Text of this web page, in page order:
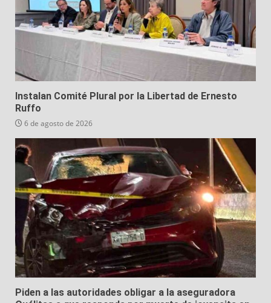
Instalan Comité Plural por la Libertad de Ernesto
Ruffo
6 de agosto de 2026
Piden a las autoridades obligar a la aseguradora